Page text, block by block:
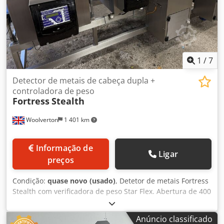
ficha CEE de 16A Máquina usada, revista e inspecionada
pela SAB Com garantia + serviço Opções: Crsdsidp Nmjpfx
Abfsf Contrato de manutenção Serviço de entrega Visite a
nossa grande exposição de máquinas de padaria!
1 /7
Woolverton 1 401 km
Detector de metais de cabeça dupla +
controladora de peso
FortressStealth
preços
Ligar
Condição: quase novo (usado), Detetor de metais Fortress
Stealth com verificadora de peso Star Flex. Abertura de 400
x 110 mm. Totalmente reconstruído. Rejeição por braço
duplo para contentores trancáveis. Vídeo disponível
Anúncio classificado